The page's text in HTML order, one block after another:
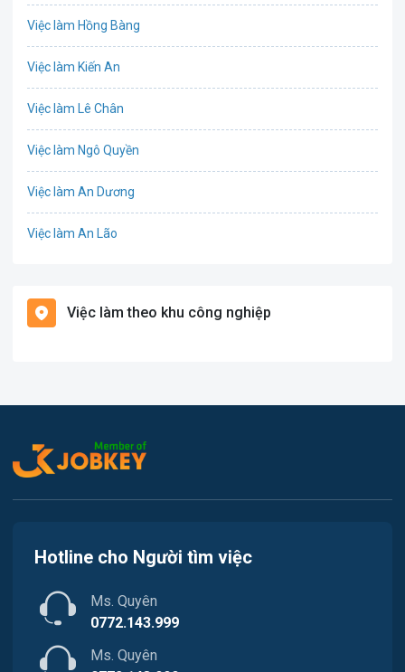
Văn Phòng
Lao Động Phổ Thông
Nhà hàng / Khách sạn
Nhân sự
Việc làm Hồng Bàng
Việc làm Kiến An
Việc làm Lê Chân
Việc làm Ngô Quyền
Việc làm An Dương
Việc làm An Lão
Việc làm Cát Hải
Việc làm Tiên Lãng
Việc làm Hòa Bình
Việc làm Nam Triệu
Việc làm Bạch Đằng
Việc làm theo khu công nghiệp
Hotline cho Người tìm việc
Ms. Quyên
0772.143.999
Ms. Quyên